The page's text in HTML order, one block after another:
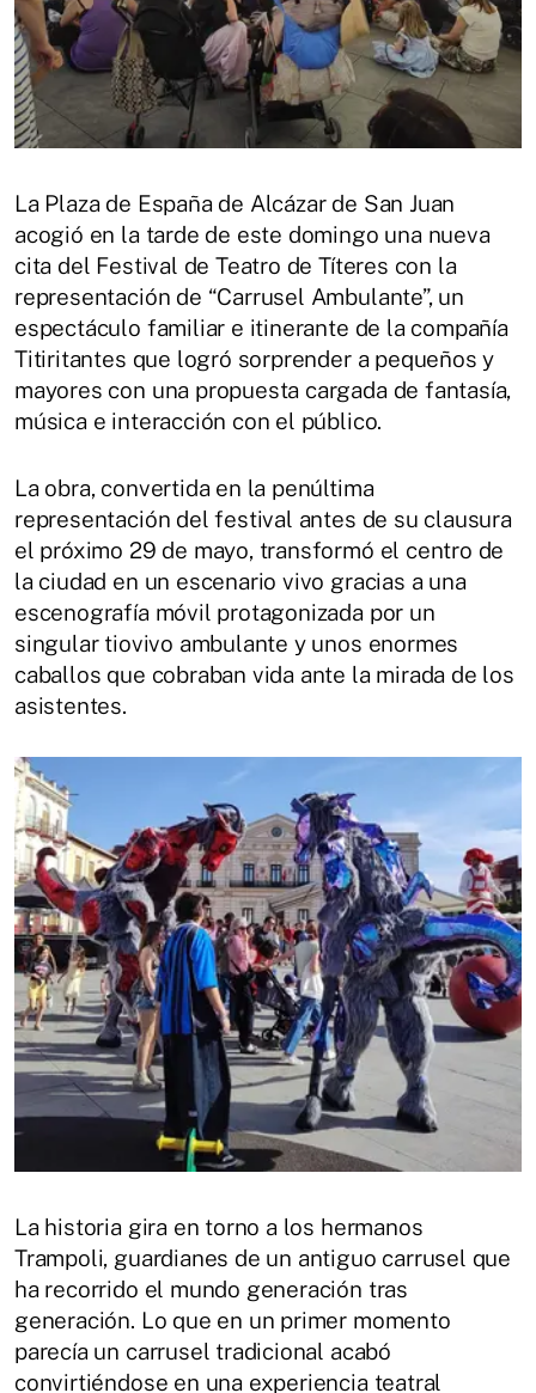
La Plaza de España de Alcázar de San Juan
acogió en la tarde de este domingo una nueva
cita del Festival de Teatro de Títeres con la
representación de “Carrusel Ambulante”, un
espectáculo familiar e itinerante de la compañía
Titiritantes que logró sorprender a pequeños y
mayores con una propuesta cargada de fantasía,
música e interacción con el público.
La obra, convertida en la penúltima
representación del festival antes de su clausura
el próximo 29 de mayo, transformó el centro de
la ciudad en un escenario vivo gracias a una
escenografía móvil protagonizada por un
singular tiovivo ambulante y unos enormes
caballos que cobraban vida ante la mirada de los
asistentes.
La historia gira en torno a los hermanos
Trampoli, guardianes de un antiguo carrusel que
ha recorrido el mundo generación tras
generación. Lo que en un primer momento
parecía un carrusel tradicional acabó
convirtiéndose en una experiencia teatral